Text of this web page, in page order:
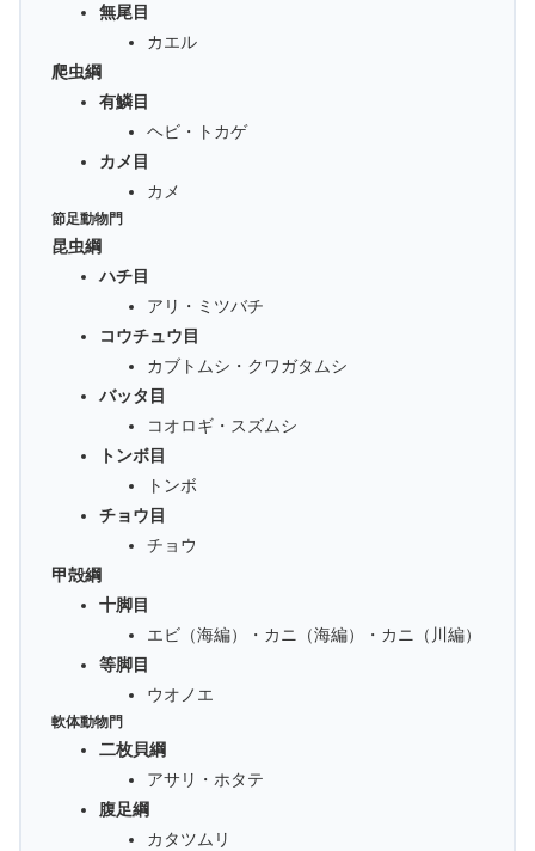
無尾目
カエル
爬虫綱
有鱗目
ヘビ・トカゲ
カメ目
カメ
節足動物門
昆虫綱
ハチ目
アリ・ミツバチ
コウチュウ目
カブトムシ・クワガタムシ
バッタ目
コオロギ・スズムシ
トンボ目
トンボ
チョウ目
チョウ
甲殻綱
十脚目
エビ（海編）・カニ（海編）・カニ（川編）
等脚目
ウオノエ
軟体動物門
二枚貝綱
アサリ・ホタテ
腹足綱
カタツムリ